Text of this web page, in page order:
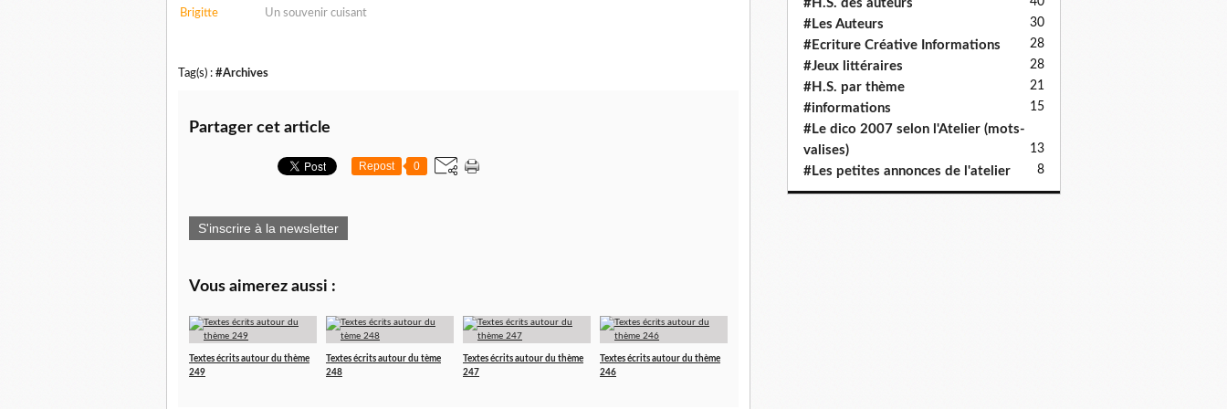
Brigitte
Un souvenir cuisant
Tag(s) : #Archives
Partager cet article
Repost 0
S'inscrire à la newsletter
Vous aimerez aussi :
Textes écrits autour du thème
249
Textes écrits autour du tème
248
Textes écrits autour du thème
247
Textes écrits autour du thème
246
#H.S. des auteurs
#Les Auteurs 30
#Ecriture Créative Informations 28
#Jeux littéraires 28
#H.S. par thème 21
#informations 15
#Le dico 2007 selon l'Atelier (mots-
valises)
13
#Les petites annonces de l'atelier 8